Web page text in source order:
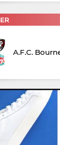
A.F.C.